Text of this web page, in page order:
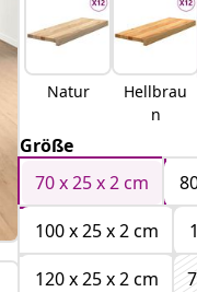
Natur
Hellbrau
n
Größe
70 x 25 x 2 cm
100 x 25 x 2 cm
120 x 25 x 2 cm